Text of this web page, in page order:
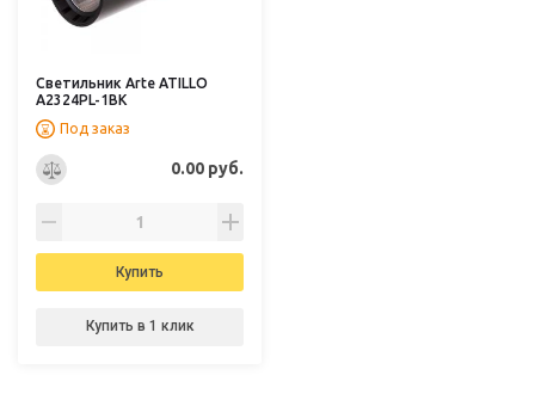
Светильник Arte ATILLO
A2324PL-1BK
Под заказ
0.00 руб.
Купить
Купить в 1 клик